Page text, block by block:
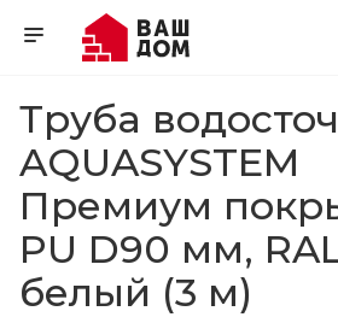
Труба
AQUASYSTEM
Премиум
PU D90 мм,
белый (3 м)